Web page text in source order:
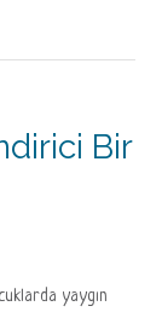
Bir
yaygın